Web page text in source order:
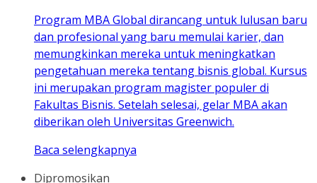
Program MBA Global dirancang untuk lulusan baru
dan profesional yang baru memulai karier, dan
memungkinkan mereka untuk meningkatkan
pengetahuan mereka tentang bisnis global. Kursus
ini merupakan program magister populer di
Fakultas Bisnis. Setelah selesai, gelar MBA akan
diberikan oleh Universitas Greenwich.
Baca selengkapnya
Dipromosikan